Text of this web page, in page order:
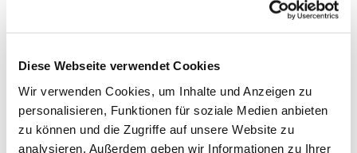
Diese Webseite verwendet Cookies
Wir verwenden Cookies, um Inhalte und Anzeigen zu
personalisieren, Funktionen für soziale Medien anbieten
zu können und die Zugriffe auf unsere Website zu
analysieren. Außerdem geben wir Informationen zu Ihrer
Anregungen und Wünsche zu StarMoney 14 Deluxe
Moderatoren: Star Finanz GmbH,Star Finanz Support,
Gehe zu
Star Finanz GmbH
↳ Ankündigungen der Star Finanz GmbH
↳ Inhalte OnlineUpdates (Produktaktualisierungen)